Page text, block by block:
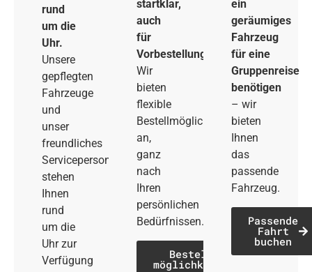
rund
um die
Uhr.
Unsere
gepflegten
Fahrzeuge
und
unser
freundliches
Servicepersonal
stehen
Ihnen
rund
um die
Uhr zur
Verfügung
startklar,
auch
für
Vorbestellungen.
Wir
bieten
flexible
Bestellmöglichkeiten
an,
ganz
nach
Ihren
persönlichen
Bedürfnissen.
Bestell­
möglichkeiten
ein
geräumiges
Fahrzeug
für eine
Gruppenreise
benötigen
– wir
bieten
Ihnen
das
passende
Fahrzeug.
Passende
Fahrt
buchen